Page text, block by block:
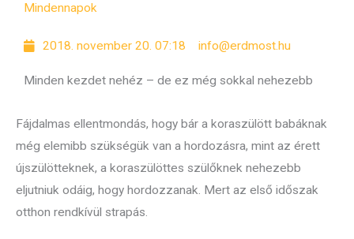
Mindennapok
2018. november 20. 07:18 info@erdmost.hu
Minden kezdet nehéz – de ez még sokkal nehezebb
Fájdalmas ellentmondás, hogy bár a koraszülött babáknak
még elemibb szükségük van a hordozásra, mint az érett
újszülötteknek, a koraszülöttes szülőknek nehezebb
eljutniuk odáig, hogy hordozzanak. Mert az első időszak
otthon rendkívül strapás.